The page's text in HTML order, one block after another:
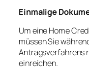
Einmalige
Um eine Home
müssen Sie
Antragsverfahrens
einreichen.